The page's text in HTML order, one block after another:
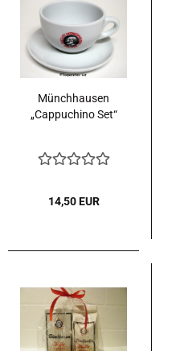
Münchhausen
„Cappuchino Set“
14,50 EUR